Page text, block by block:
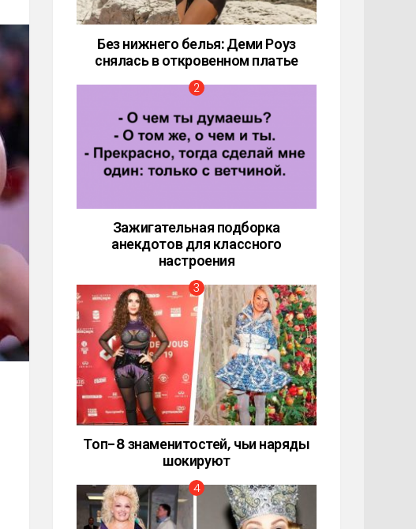
Без нижнего белья: Деми Роуз
снялась в откровенном платье
Зажигательная подборка
анекдотов для классного
настроения
Топ-8 знаменитостей, чьи наряды
шокируют